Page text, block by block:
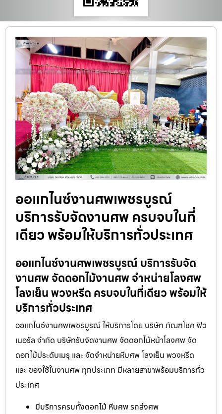
ออแกไนซ์งานศพเพชรบูรณ์
บริการรับจัดงานศพ ครบจบในที่
เดียว พร้อมให้บริการทั่วประเทศ
ออแกไนซ์งานศพเพชรบูรณ์ บริการรับจัด
งานศพ จัดดอกไม้งานศพ จำหน่ายโลงศพ
โลงเย็น พวงหรีด ครบจบในที่เดียว พร้อมให้
บริการทั่วประเทศ
ออแกไนซ์งานศพเพชรบูรณ์ ให้บริการโดย บริษัท ภัณฑโชค ฟิว
เนอรัล จำกัด บริษัทรับจัดงานศพ จัดดอกไม้หน้าโลงศพ จัด
ดอกไม้ประดับเมรุ และ จัดจำหน่ายหีบศพ โลงเย็น พวงหรีด
และ ของใช้ในงานศพ ทุกประเภท มีหลายสาขาพร้อมบริการทั่ว
ประเทศ
มีบริการครบทั้งดอกไม้ หีบศพ รถส่งศพ